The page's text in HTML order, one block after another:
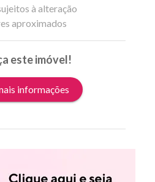
à alteração
aproximados
este imóvel!
informações